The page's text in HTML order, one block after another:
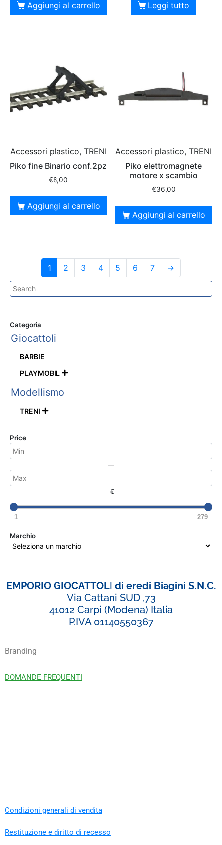
Aggiungi al carrello Leggi tutto
Accessori plastico, TRENI
Piko fine Binario conf.2pz
€8,00
Aggiungi al carrello
Accessori plastico, TRENI
Piko elettromagnete
motore x scambio
€36,00
Aggiungi al carrello
1 2 3 4 5 6 7 →
Categoria
Giocattoli
BARBIE
PLAYMOBIL 
Modellismo
TRENI 
Price
—
€
1 279
Marchio
EMPORIO GIOCATTOLI di eredi Biagini S.N.C.
Via Cattani SUD ,73
41012 Carpi (Modena) Italia
P.IVA 01140550367
Branding
DOMANDE FREQUENTI
Condizioni generali di vendita
Restituzione e diritto di recesso